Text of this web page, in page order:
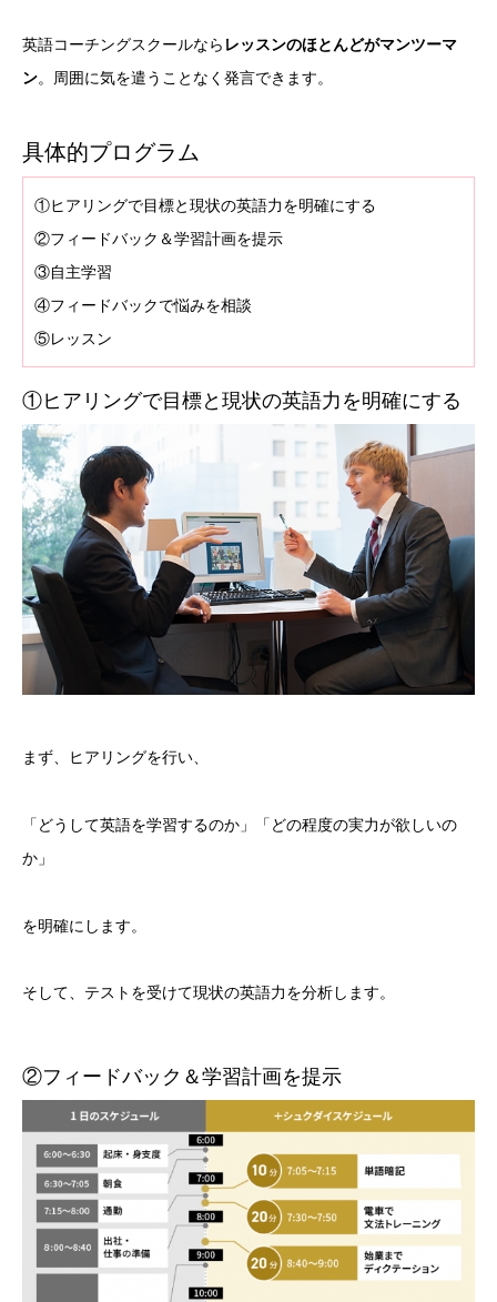
英語コーチングスクールなら レッスンのほとんどがマンツーマ
ン。周囲に気を遣うことなく発言できます。
具体的プログラム
①ヒアリングで目標と現状の英語力を明確にする
②フィードバック＆学習計画を提示
③自主学習
④フィードバックで悩みを相談
⑤レッスン
①ヒアリングで目標と現状の英語力を明確にする
まず、ヒアリングを行い、
「どうして英語を学習するのか」「どの程度の実力が欲しいの
か」
を明確にします。
そして、テストを受けて現状の英語力を分析します。
②フィードバック＆学習計画を提示